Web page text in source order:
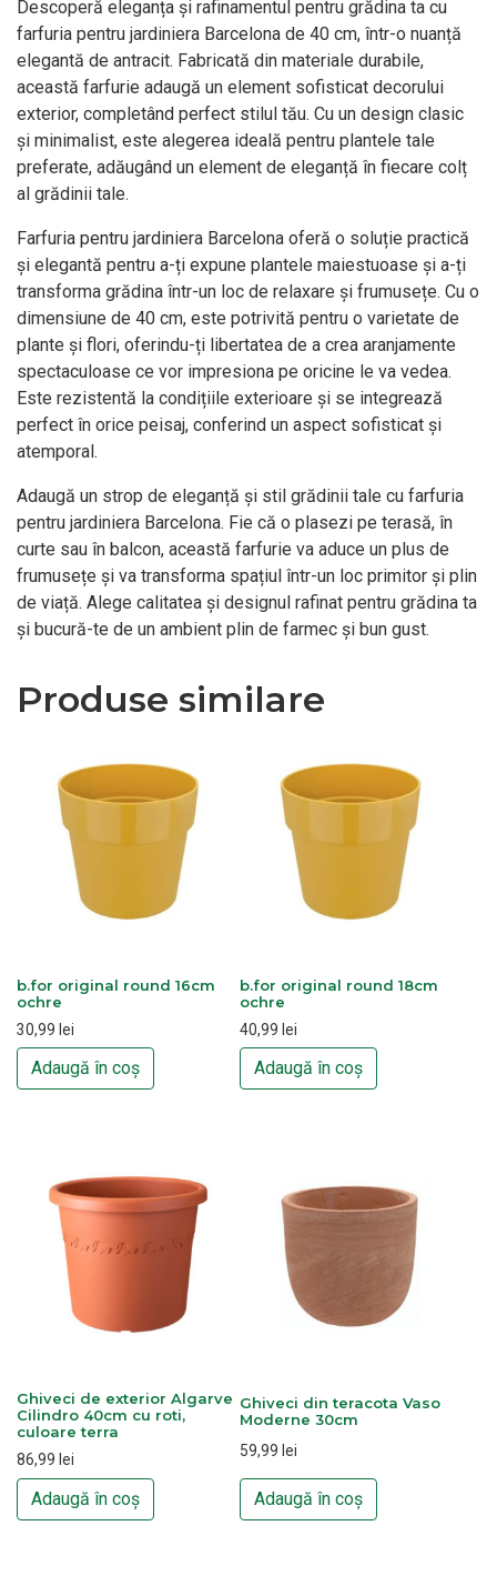
Descoperă eleganța și rafinamentul pentru grădina ta cu
farfuria pentru jardiniera Barcelona de 40 cm, într-o nuanță
elegantă de antracit. Fabricată din materiale durabile,
această farfurie adaugă un element sofisticat decorului
exterior, completând perfect stilul tău. Cu un design clasic
și minimalist, este alegerea ideală pentru plantele tale
preferate, adăugând un element de eleganță în fiecare colț
al grădinii tale.
Farfuria pentru jardiniera Barcelona oferă o soluție practică
și elegantă pentru a-ți expune plantele maiestuoase și a-ți
transforma grădina într-un loc de relaxare și frumusețe. Cu o
dimensiune de 40 cm, este potrivită pentru o varietate de
plante și flori, oferindu-ți libertatea de a crea aranjamente
spectaculoase ce vor impresiona pe oricine le va vedea.
Este rezistentă la condițiile exterioare și se integrează
perfect în orice peisaj, conferind un aspect sofisticat și
atemporal.
Adaugă un strop de eleganță și stil grădinii tale cu farfuria
pentru jardiniera Barcelona. Fie că o plasezi pe terasă, în
curte sau în balcon, această farfurie va aduce un plus de
frumusețe și va transforma spațiul într-un loc primitor și plin
de viață. Alege calitatea și designul rafinat pentru grădina ta
și bucură-te de un ambient plin de farmec și bun gust.
Produse similare
b.for original round 16cm
ochre
30,99 lei
Adaugă în coș
b.for original round 18cm
ochre
40,99 lei
Adaugă în coș
Ghiveci de exterior Algarve
Cilindro 40cm cu roti,
culoare terra
86,99 lei
Adaugă în coș
Ghiveci din teracota Vaso
Moderne 30cm
59,99 lei
Adaugă în coș